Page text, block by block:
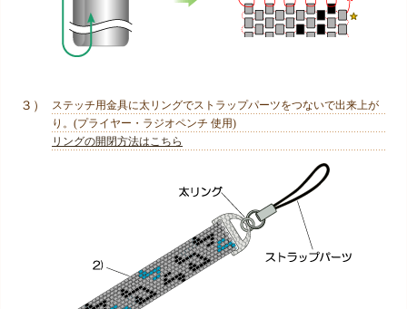
３）
ステッチ用金具に太リングでストラップパーツをつないで出来上が
り。(プライヤー・ラジオペンチ 使用)
リングの開閉方法はこちら